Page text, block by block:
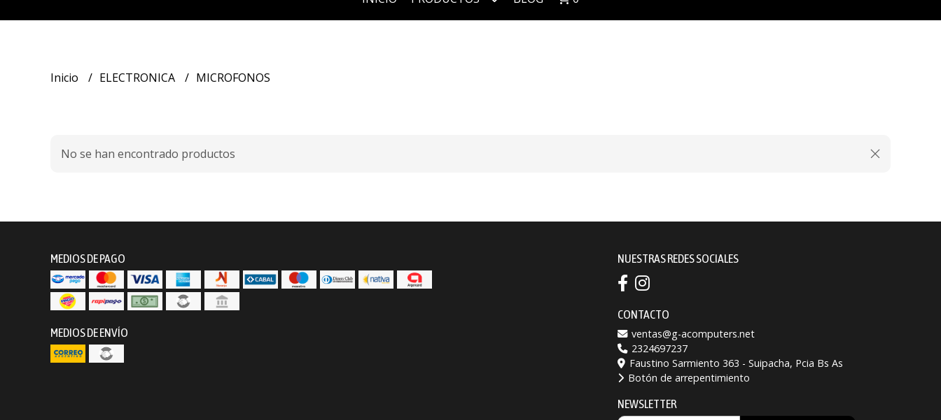
Inicio ELECTRONICA MICROFONOS
No se han encontrado productos
MEDIOS DE PAGO
MEDIOS DE ENVÍO
NUESTRAS REDES SOCIALES
CONTACTO
ventas@g-acomputers.net
2324697237
Faustino Sarmiento 363 - Suipacha, Pcia Bs As
Botón de arrepentimiento
NEWSLETTER